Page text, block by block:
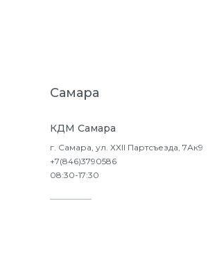
Самара
КДМ Самара
г. Самара, ул. ХХII Партсъезда, 7Ак9
+7(846)3790586
08:30-17:30